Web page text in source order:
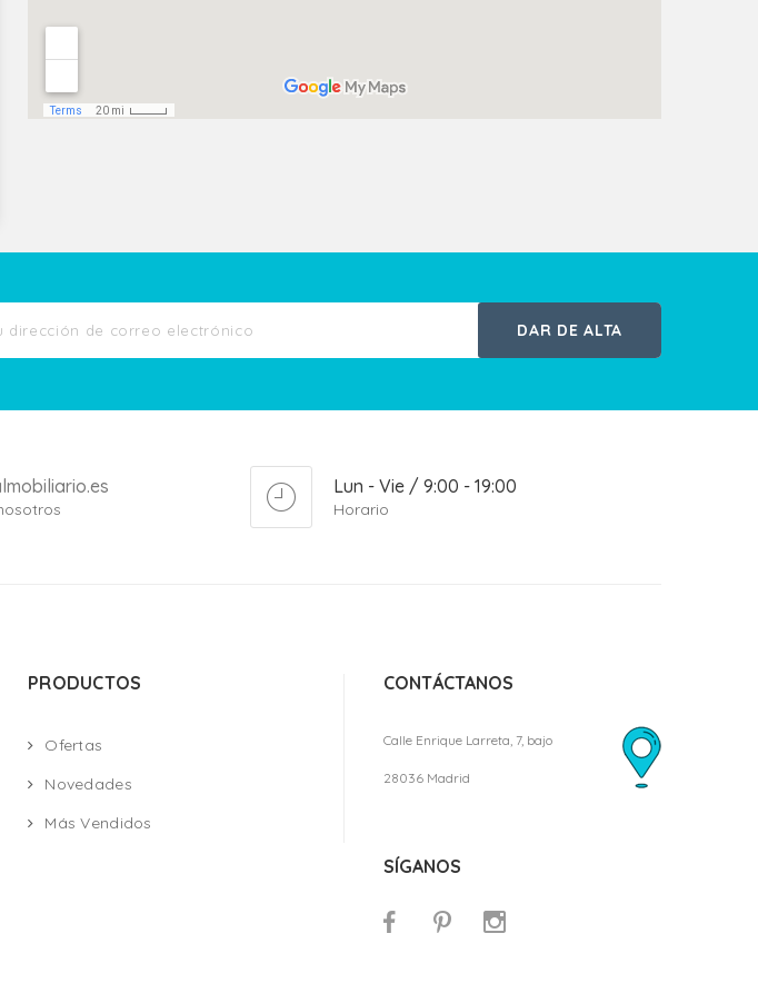
DAR DE ALTA
Lun - Vie / 9:00 - 19:00
Horario
PRODUCTOS
Ofertas
Novedades
Más Vendidos
CONTÁCTANOS
Calle Enrique Larreta, 7, bajo
28036 Madrid
SÍGANOS